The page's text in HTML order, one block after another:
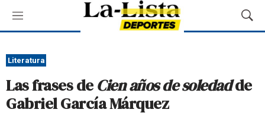
M
e
ú
M
o
a
r
Literatura
Las frases deCien años de soledadde
Gabriel García Márquez